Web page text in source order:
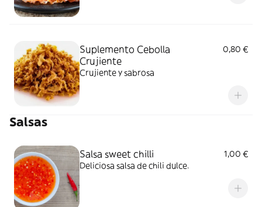
Suplemento Cebolla
Crujiente
0,80 €
Crujiente y sabrosa
Salsas
Salsa sweet chilli
1,00 €
Deliciosa salsa de chili dulce.